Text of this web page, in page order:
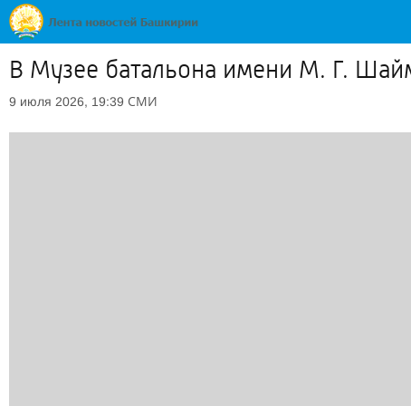
В Музее батальона имени М. Г.
9 июля 2026, 19:39 СМИ